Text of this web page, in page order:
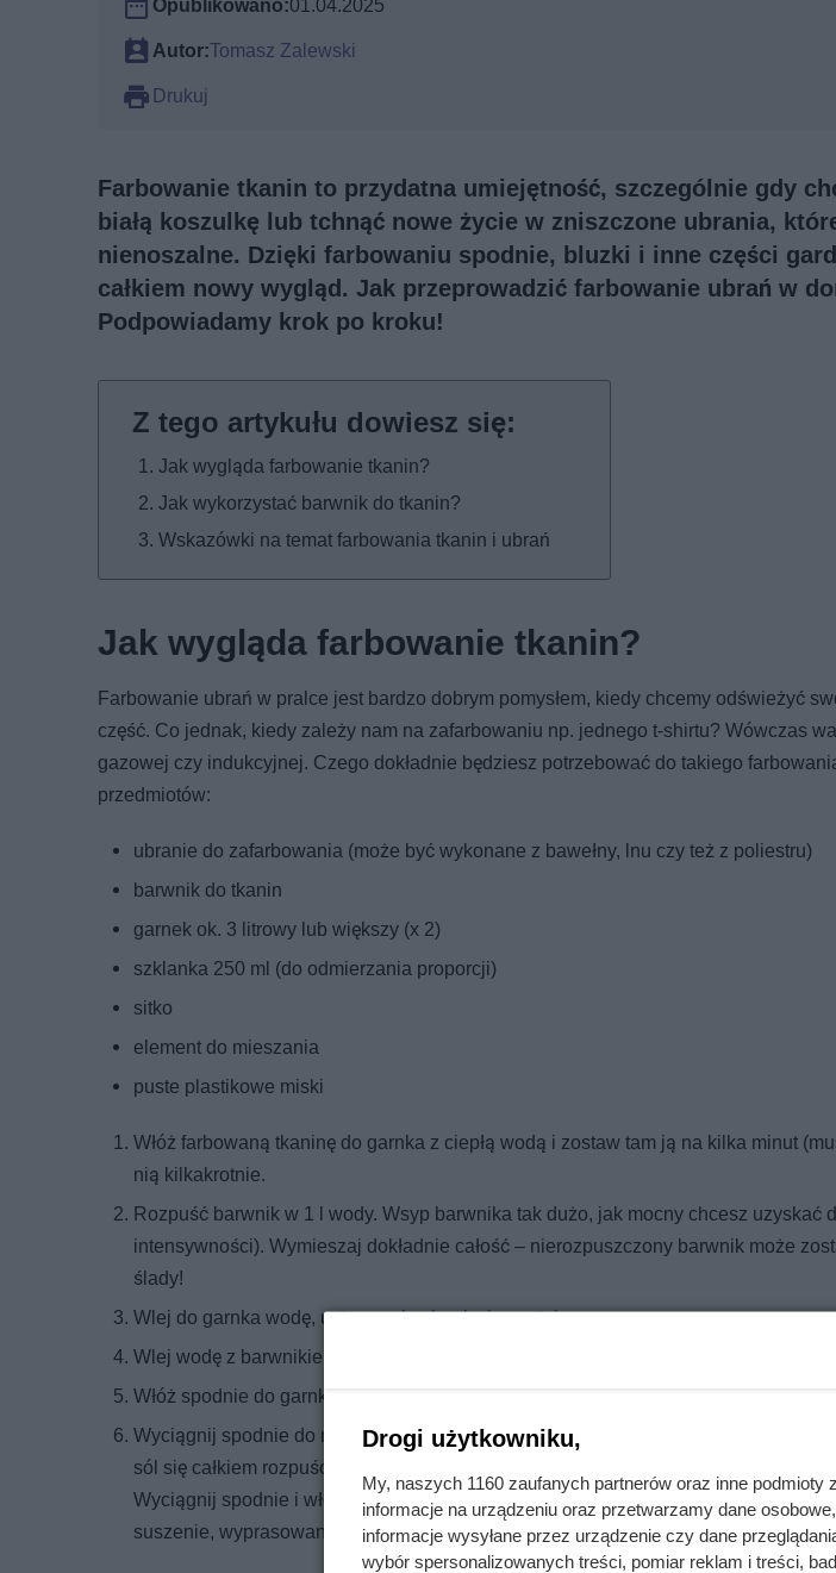
Opublikowano:01.04.2025
Autor:Tomasz Zalewski
Drukuj
Farbowanie tkanin to przydatna umiejętność, szczególnie gdy
białą koszulkę lub tchnąć nowe życie w zniszczone ubrania,
nienoszalne. Dzięki farbowaniu spodnie, bluzki i inne części
całkiem nowy wygląd. Jak przeprowadzić farbowanie ubrań w
Podpowiadamy krok po kroku!
Jak wygląda farbowanie tkanin?
Jak wykorzystać barwnik do tkanin?
Wskazówki na temat farbowania tkanin i ubrań
Jak wygląda farbowanie tkanin?
Farbowanie ubrań w pralce jest bardzo dobrym pomysłem, kiedy chcemy odświeżyć
część. Co jednak, kiedy zależy nam na zafarbowaniu np. jednego t-shirtu? Wówczas
gazowej czy indukcyjnej. Czego dokładnie będziesz potrzebować do takiego
przedmiotów:
ubranie do zafarbowania (może być wykonane z bawełny, lnu czy też z poliestru)
barwnik do tkanin
garnek ok. 3 litrowy lub większy (x 2)
szklanka 250 ml (do odmierzania proporcji)
sitko
element do mieszania
puste plastikowe miski
Włóż farbowaną tkaninę do garnka z ciepłą wodą i zostaw tam ją na kilka minut
nią kilkakrotnie.
Rozpuść barwnik w 1 l wody. Wsyp barwnika tak dużo, jak mocny chcesz uzyskać
intensywności). Wymieszaj dokładnie całość – nierozpuszczony barwnik może
ślady!
Wlej do garnka wodę, ustaw na kuchenkę i zagotuj.
Wlej wodę z barwnikiem do wody, która się gotuje (możesz przelać przez sitko).
Włóż spodnie do garnka i powoli je w nim rozprostuj. Mieszaj równomiernie, gotując
Wyciągnij spodnie do miski, która będzie pusta. Wsyp do garnka jedną garść wody
sól się całkiem rozpuści. Włóż spodnie i zamieszaj ponownie. Gotuj kolejne pół
Wyciągnij spodnie i włóż do miski z zimną wodą – płucz do momentu, aż woda
suszenie, wyprasowanie spodni i można ruszać w miasto!
Drogi użytkowniku,
My, naszych 1160 zaufanych partnerów oraz inne
informacje na urządzeniu oraz przetwarzamy dane
informacje wysyłane przez urządzenie czy dane
wybór spersonalizowanych treści, pomiar reklam i treści,